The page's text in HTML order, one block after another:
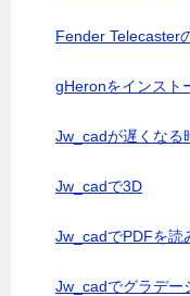
Fender Telecaster
gHeronをインスト
Jw_cadが遅くなる
Jw_cadで3D
Jw_cadでPDFを読
Jw_cadでグラデー